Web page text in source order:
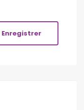
Enregistrer